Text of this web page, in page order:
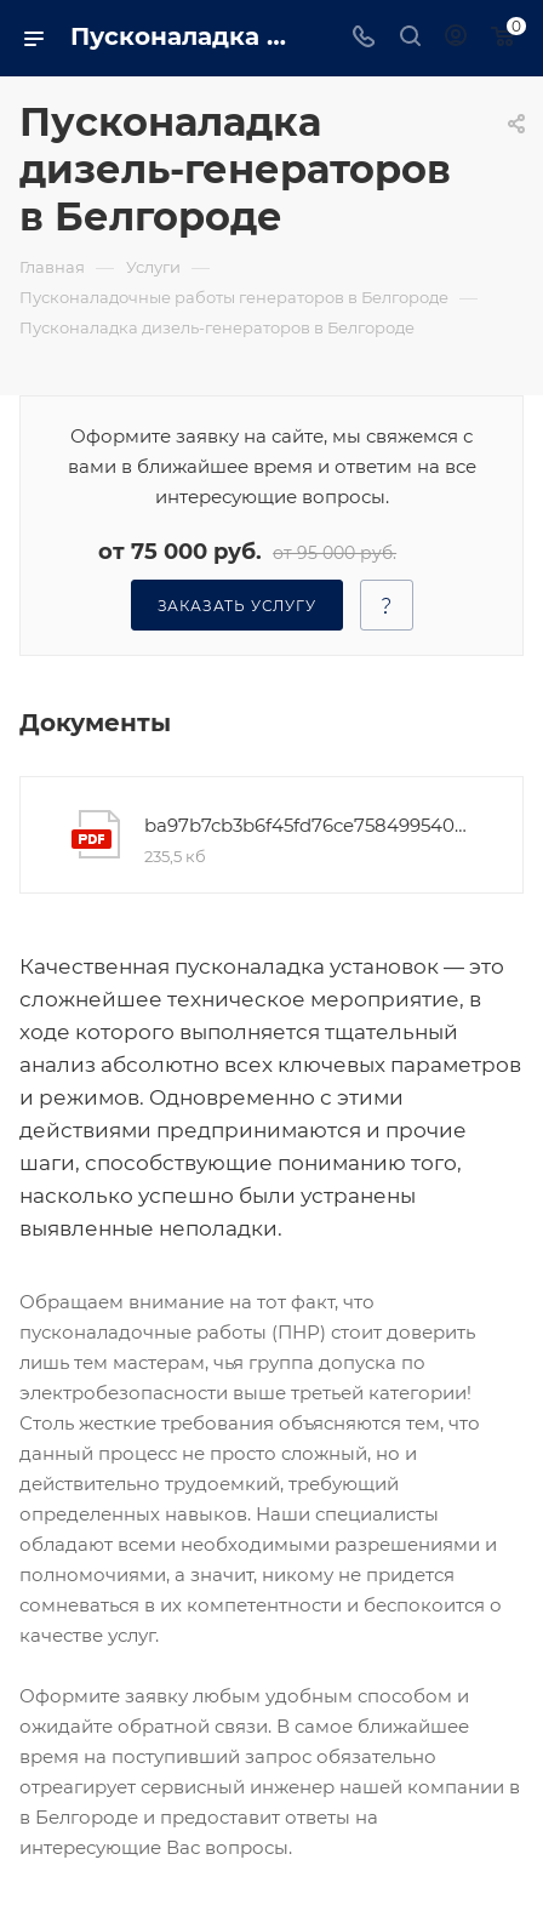
Пусконаладка дизель-генераторов в Белгороде сайт - belgorod.trustenergo.ru 0
Пусконаладка
дизель-генераторов
в Белгороде
Главная — Услуги —
Пусконаладочные работы генераторов в Белгороде —
Пусконаладка дизель-генераторов в Белгороде
Оформите заявку на сайте, мы свяжемся с
вами в ближайшее время и ответим на все
интересующие вопросы.
от 75 000 руб. от 95 000 руб.
ЗАКАЗАТЬ УСЛУГУ
Документы
ba97b7cb3b6f45fd76ce758499540b17
235,5 кб
Качественная пусконаладка установок — это
сложнейшее техническое мероприятие, в
ходе которого выполняется тщательный
анализ абсолютно всех ключевых параметров
и режимов. Одновременно с этими
действиями предпринимаются и прочие
шаги, способствующие пониманию того,
насколько успешно были устранены
выявленные неполадки.
Обращаем внимание на тот факт, что
пусконаладочные работы (ПНР) стоит доверить
лишь тем мастерам, чья группа допуска по
электробезопасности выше третьей категории!
Столь жесткие требования объясняются тем, что
данный процесс не просто сложный, но и
действительно трудоемкий, требующий
определенных навыков. Наши специалисты
обладают всеми необходимыми разрешениями и
полномочиями, а значит, никому не придется
сомневаться в их компетентности и беспокоится о
качестве услуг.
Оформите заявку любым удобным способом и
ожидайте обратной связи. В самое ближайшее
время на поступивший запрос обязательно
отреагирует сервисный инженер нашей компании в
в Белгороде и предоставит ответы на
интересующие Вас вопросы.